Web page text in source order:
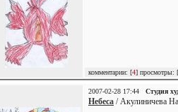
комментарии: [4] просмотры: [
2007-02-28 17:44 Студия
Небеса / Акулиничева